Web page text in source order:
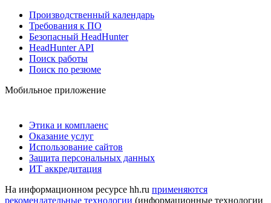
Производственный календарь
Требования к ПО
Безопасный HeadHunter
HeadHunter API
Поиск работы
Поиск по резюме
Мобильное приложение
Этика и комплаенс
Оказание услуг
Использование сайтов
Защита персональных данных
ИТ аккредитация
На информационном ресурсе hh.ru применяются
рекомендательные технологии (информационные технологии